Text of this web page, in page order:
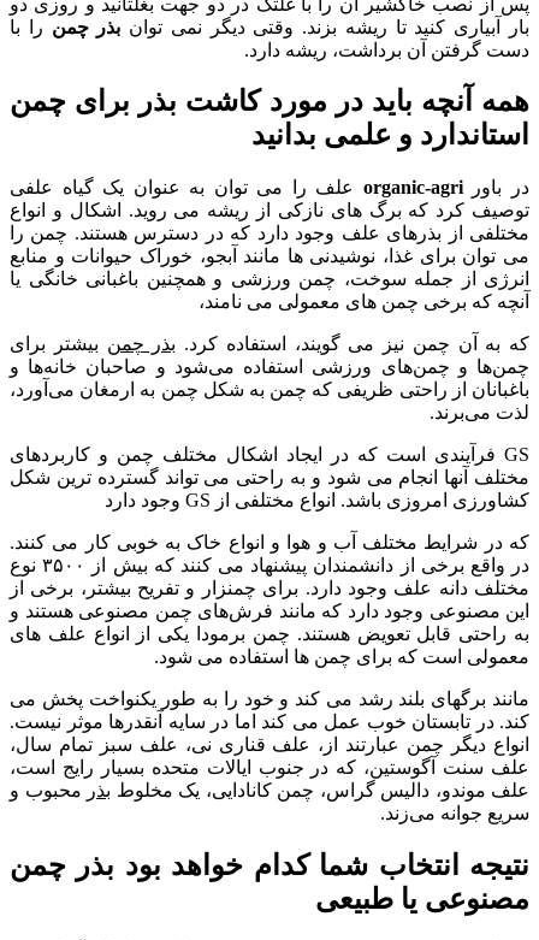
بار آبیاری کنید تا ریشه بزند. وقتی دیگر نمی توان بذر چمن را با
دست گرفتن آن برداشت، ریشه دارد.
همه آنچه باید در مورد کاشت بذر برای چمن
استاندارد و علمی بدانید
در باورorganic-agri علف را می توان به عنوان یک گیاه علفی
توصیف کرد که برگ های نازکی از ریشه می روید. اشکال و انواع
مختلفی از بذرهای علف وجود دارد که در دسترس هستند. چمن را
می توان برای غذا، نوشیدنی ها مانند آبجو، خوراک حیوانات و منابع
انرژی از جمله سوخت، چمن ورزشی و همچنین باغبانی خانگی یا
آنچه که برخی چمن های معمولی می نامند،
که به آن چمن نیز می گویند، استفاده کرد. بذر چمن بیشتر برای
چمن‌ها و چمن‌های ورزشی استفاده می‌شود و صاحبان خانه‌ها و
باغبانان از راحتی ظریفی که چمن به شکل چمن به ارمغان می‌آورد،
لذت می‌برند.
GS فرآیندی است که در ایجاد اشکال مختلف چمن و کاربردهای
مختلف آنها انجام می شود و به راحتی می تواند گسترده ترین شکل
کشاورزی امروزی باشد. انواع مختلفی از GS وجود دارد
که در شرایط مختلف آب و هوا و انواع خاک به خوبی کار می کنند.
در واقع برخی از دانشمندان پیشنهاد می کنند که بیش از ۳۵۰۰ نوع
مختلف دانه علف وجود دارد. برای چمنزار و تفریح بیشتر، برخی از
این مصنوعی وجود دارد که مانند فرش‌های چمن مصنوعی هستند و
به راحتی قابل تعویض هستند. چمن برمودا یکی از انواع علف های
معمولی است که برای چمن ها استفاده می شود.
مانند برگهای بلند رشد می کند و خود را به طور یکنواخت پخش می
کند. در تابستان خوب عمل می کند اما در سایه آنقدرها موثر نیست.
انواع دیگر چمن عبارتند از، علف قناری نی، علف سبز تمام سال،
علف سنت آگوستین، که در جنوب ایالات متحده بسیار رایج است،
علف موندو، دالیس گراس، چمن کانادایی، یک مخلوط بذر محبوب و
سریع جوانه می‌زند.
نتیجه انتخاب شما کدام خواهد بود بذر چمن
مصنوعی یا طبیعی